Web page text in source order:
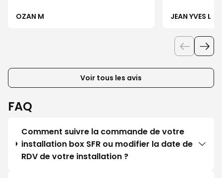
OZAN M JEAN YVES L
Voir tous les avis
FAQ
Comment suivre la commande de votre
installation box SFR ou modifier la date de
RDV de votre installation ?